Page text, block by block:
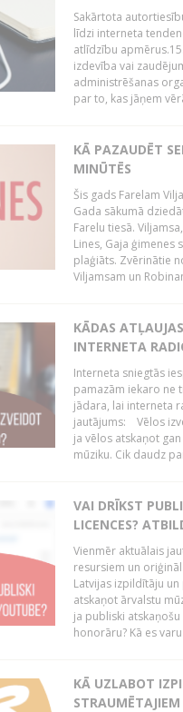
Sakārtota
līdzi interneta
atlīdzību
izdevība vai
administrēšanas
par to, kas jāņem
KĀ PAZAUDĒT
MINŪTĒS
Šis gads Farelam
Gada sākumā
Farelu tiesā.
Lines, Gaja ģimenes
plaģiāts. Zvērinātie
Viljamsam un
KĀDAS
INTERNETA
Interneta sniegtās
pamazām iekaro ne
jādara, lai interneta
jautājums: Vēlos
ja vēlos atskaņot
mūziku. Cik daudz
VAI DRĪKST
LICENCES?
Vienmēr aktuālais
resursiem un
Latvijas izpildītāju
atskaņot ārvalstu
ja publiski
honorāru? Kā es
KĀ UZLABOT